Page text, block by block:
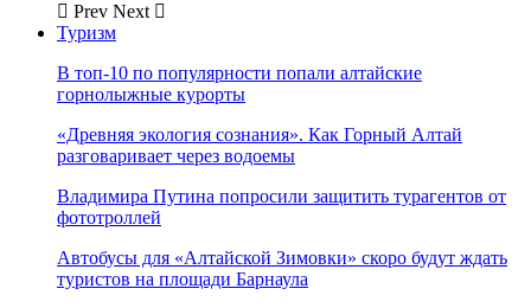
Prev Next
Туризм
В топ-10 по популярности попали алтайские
горнолыжные курорты
«Древняя экология сознания». Как Горный Алтай
разговаривает через водоемы
Владимира Путина попросили защитить турагентов от
фототроллей
Автобусы для «Алтайской Зимовки» скоро будут ждать
туристов на площади Барнаула